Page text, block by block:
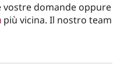
domande oppure
più vicina. Il nostro team